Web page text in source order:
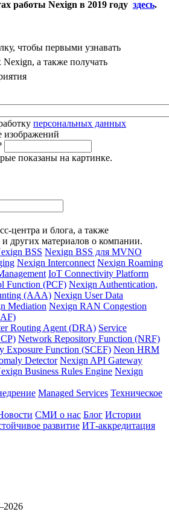
работы Nexign в 2019 году здесь.
чтобы первыми узнавать
Nexign, а также получать
персональных данных
показаны на картинке.
центра и блога, а также
и других материалов о компании.
BSS Nexign BSS для MVNO
Nexign Interconnect Nexign Roaming
IoT Connectivity Platform
Function (PCF) Nexign Authentication,
(AAA) Nexign User Data
Mediation Nexign RAN Congestion
Routing Agent (DRA) Service
Network Repository Function (NRF)
Exposure Function (SCEF) Neon HRM
Detector Nexign API Gateway
Business Rules Engine Nexign
Managed Services Техническое
СМИ о нас Блог Истории
развитие ИТ-аккредитация